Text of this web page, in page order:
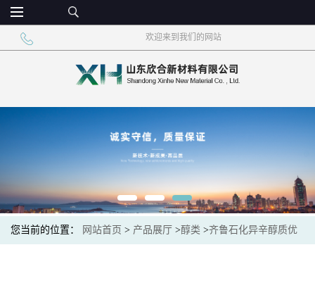
欢迎来到我们的网站
您当前的位置： 网站首页 > 产品展厅 >醇类 >齐鲁石化异辛醇质优